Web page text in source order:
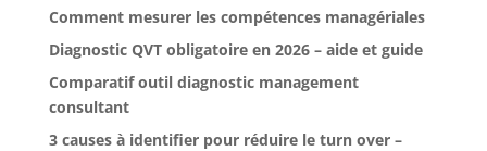
Comment mesurer les compétences managériales
Diagnostic QVT obligatoire en 2026 – aide et guide
Comparatif outil diagnostic management
consultant
3 causes à identifier pour réduire le turn over –